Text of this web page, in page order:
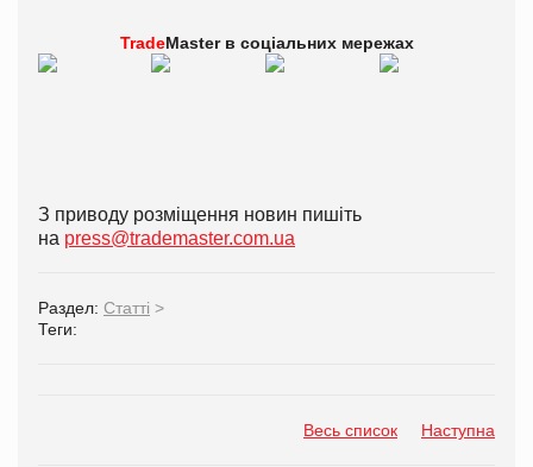
TradeMaster в соціальних мережах
З приводу розміщення новин пишіть
на press@trademaster.com.ua
Раздел: Статті >
Теги:
Весь список Наступна